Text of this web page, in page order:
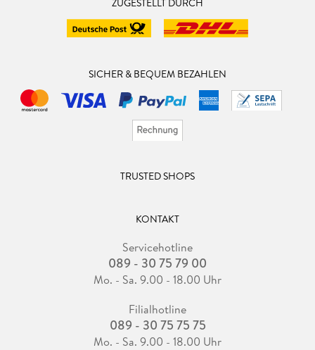
SICHER & BEQUEM BEZAHLEN
TRUSTED SHOPS
KONTAKT
Servicehotline
089 - 30 75 79 00
Mo. - Sa. 9.00 - 18.00 Uhr
Filialhotline
089 - 30 75 75 75
Mo. - Sa. 9.00 - 18.00 Uhr